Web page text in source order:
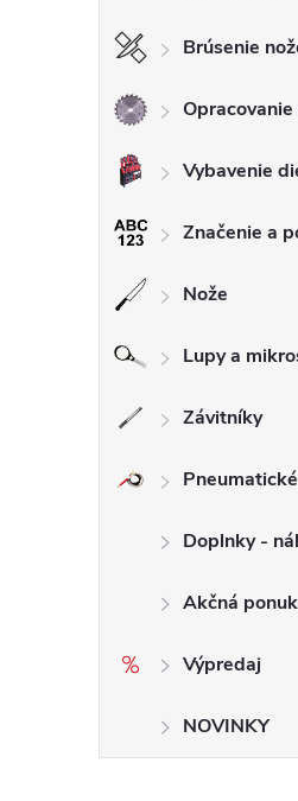
Brúsenie
Vybavenie
Značenie a
Nože
Lupy a
Závitníky
Doplnky -
Akčná
Výpredaj
NOVINKY